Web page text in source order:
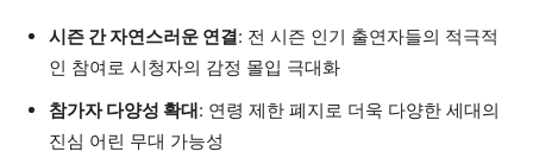
시즌 간 자연스러운 연결: 전 시즌 인기 출연자들의 적극적
인 참여로 시청자의 감정 몰입 극대화
참가자 다양성 확대: 연령 제한 폐지로 더욱 다양한 세대의
진심 어린 무대 가능성